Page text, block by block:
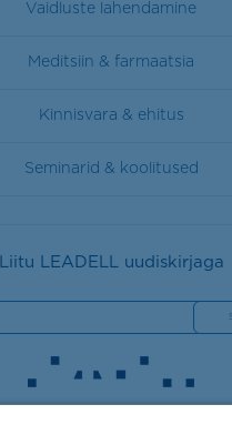
Vaidluste lahendamine
Meditsiin & farmaatsia
Kinnisvara & ehitus
Seminarid & koolitused
Liitu LEADELL uudiskirjaga